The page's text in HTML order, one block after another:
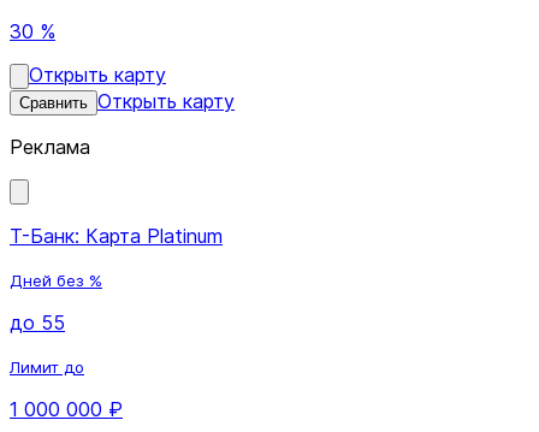
30 %
Открыть карту
Сравнить Открыть карту
Реклама
Т-Банк: Карта Platinum
Дней без %
до 55
Лимит до
1 000 000 ₽